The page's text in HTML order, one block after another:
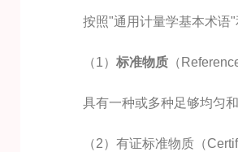
按照"通用计量学基本术语"
（1） 标准物质 （
具有一种或多种足够均匀和
（2）有证标准物质（